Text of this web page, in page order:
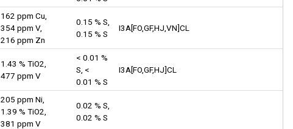
162 ppm Cu,
354 ppm V,
216 ppm Zn
0.15 % S,
0.15 % S
I3A[FO,GF,HJ,VN]CL
1.43 % TiO2,
477 ppm V
< 0.01 %
S, <
0.01 % S
I3A[FO,GF,HJ]CL
205 ppm Ni,
1.39 % TiO2,
381 ppm V
0.02 % S,
0.02 % S